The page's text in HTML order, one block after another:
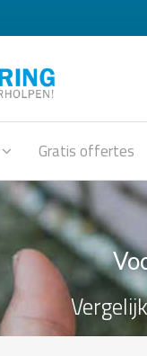
Gratis offertes